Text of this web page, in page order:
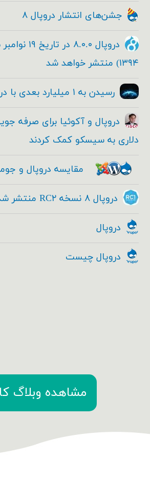
جشن‌های انتشار دروپال ۸
۱۳۹۴) منتشر خواهد شد
رسیدن به ۱ میلیارد بعدی با دروپال
دلاری به سیسکو کمک کردند
مقایسه دروپال و
دروپال ۸ نسخه RC۲ منتشر شد - Drupal ۸ RC۱
دروپال
دروپال چیست
مشاهده وبلاگ